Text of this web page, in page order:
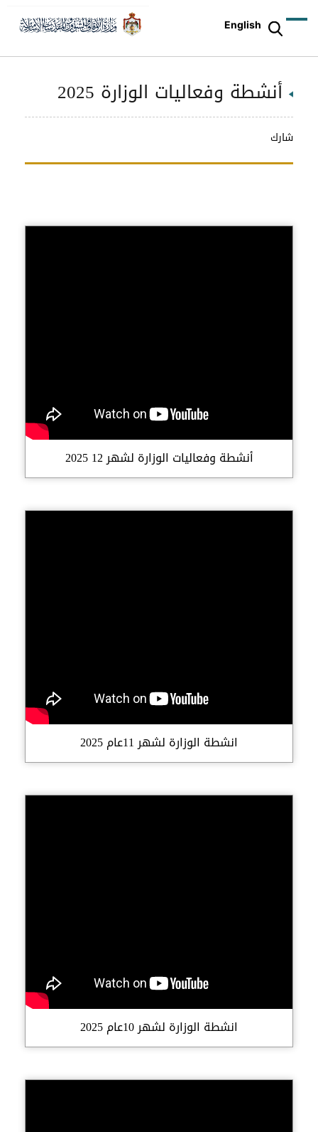
English
أنشطة وفعاليات الوزارة 2025
شارك
أنشطة وفعاليات الوزارة لشهر 12 2025
انشطة الوزارة لشهر 11عام 2025
انشطة الوزارة لشهر 10عام 2025